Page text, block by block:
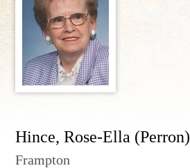
Hince, Rose-Ella (Perron)
Frampton